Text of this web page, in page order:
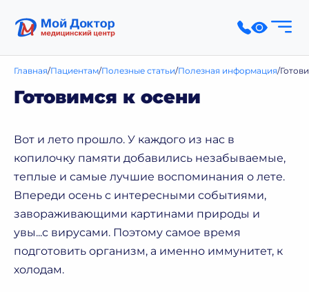
Главная Пациентам Полезные статьи Полезная информация
Готовимся к осени
Вот и лето прошло. У каждого из нас в
копилочку памяти добавились незабываемые,
теплые и самые лучшие воспоминания о лете.
Впереди осень с интересными событиями,
завораживающими картинами природы и
увы...с вирусами. Поэтому самое время
подготовить организм, а именно иммунитет, к
холодам.